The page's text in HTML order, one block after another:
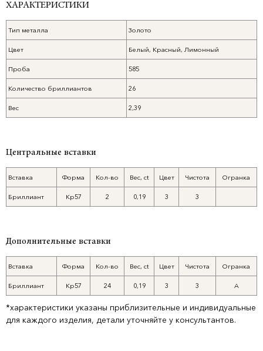
ХАРАКТЕРИСТИКИ
Тип металла Золото
Цвет Белый, Красный, Лимонный
Проба 585
Количество бриллиантов 26
Вес 2,39
Центральные вставки
Вставка Форма Кол-во Вес, ct Цвет Чистота Огранка
Бриллиант Кр57 2 0,19 3 3
Дополнительные вставки
Вставка Форма Кол-во Вес, ct Цвет Чистота Огранка
Бриллиант Кр57 24 0,19 3 3 A
*характеристики указаны приблизительные и индивидуальные
для каждого изделия, детали уточняйте у консультантов.